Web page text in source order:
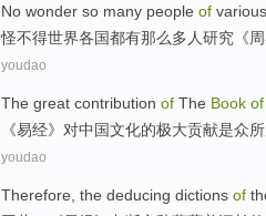
No wonder so many people of
怪不得世界各国都有那么多人研究 《
youdao
The great contribution of The Book of
《易经》 对中国文化的极大贡献是众
youdao
Therefore , the deducing dictions of